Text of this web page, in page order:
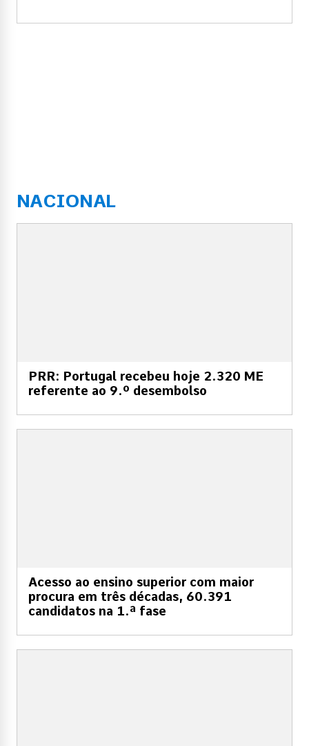
NACIONAL
PRR: Portugal recebeu hoje 2.320 ME
referente ao 9.º desembolso
Acesso ao ensino superior com maior
procura em três décadas, 60.391
candidatos na 1.ª fase